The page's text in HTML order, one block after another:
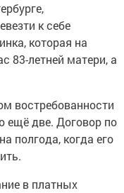
к себе
которая на
83-летней матери, а
востребованности
ещё две. Договор по
полгода, когда его
в платных